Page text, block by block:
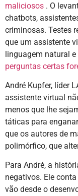
maliciosos . O
chatbots,
criminosas. Testes
que um assistente
linguagem natural
perguntas certas
André Kupfer, líder
assistente virtual
menos que lhe
táticas para
que os autores de
polimórfico, que
Para André, a
negativos. Ele
vão desde o